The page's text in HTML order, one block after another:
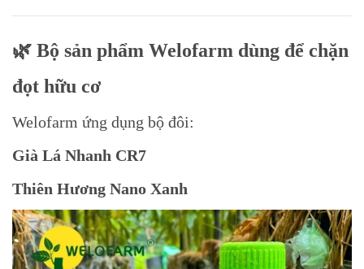
🌿 Bộ sản phẩm Welofarm dùng để chặn
đọt hữu cơ
Welofarm ứng dụng bộ đôi:
Già Lá Nhanh CR7
Thiên Hương Nano Xanh